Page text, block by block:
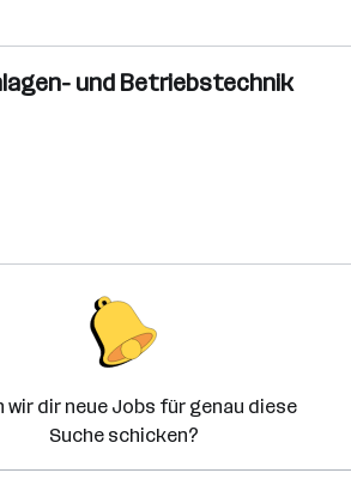
und Betriebstechnik
wir dir neue Jobs für genau diese
Suche schicken?